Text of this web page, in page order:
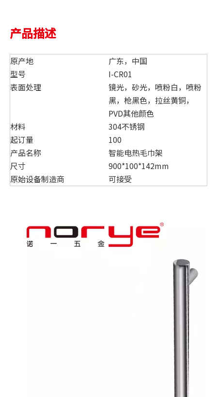
产品描述
原产地
广东，中国
型号
I-CR01
表面处理
镜光，砂光，喷粉白，喷粉
黑，枪黑色，拉丝黄铜，
PVD其他颜色
材料
304不锈钢
起订量
100
产品名称
智能电热毛巾架
尺寸
900*100*142mm
原始设备制造商
可接受